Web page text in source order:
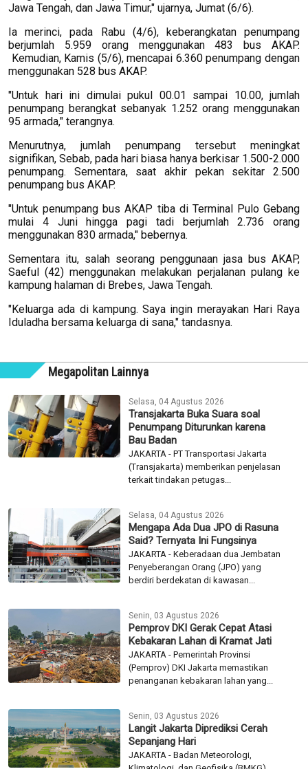
Jawa Tengah, dan Jawa Timur," ujarnya, Jumat (6/6).
Ia merinci, pada Rabu (4/6), keberangkatan penumpang
berjumlah 5.959 orang menggunakan 483 bus AKAP.
Kemudian, Kamis (5/6), mencapai 6.360 penumpang dengan
menggunakan 528 bus AKAP.
"Untuk hari ini dimulai pukul 00.01 sampai 10.00, jumlah
penumpang berangkat sebanyak 1.252 orang menggunakan
95 armada," terangnya.
Menurutnya, jumlah penumpang tersebut meningkat
signifikan, Sebab, pada hari biasa hanya berkisar 1.500-2.000
penumpang. Sementara, saat akhir pekan sekitar 2.500
penumpang bus AKAP.
"Untuk penumpang bus AKAP tiba di Terminal Pulo Gebang
mulai 4 Juni hingga pagi tadi berjumlah 2.736 orang
menggunakan 830 armada," bebernya.
Sementara itu, salah seorang penggunaan jasa bus AKAP,
Saeful (42) menggunakan melakukan perjalanan pulang ke
kampung halaman di Brebes, Jawa Tengah.
"Keluarga ada di kampung. Saya ingin merayakan Hari Raya
Iduladha bersama keluarga di sana," tandasnya.
Megapolitan Lainnya
Selasa, 04 Agustus 2026
Transjakarta Buka Suara soal
Penumpang Diturunkan karena
Bau Badan
JAKARTA - PT Transportasi Jakarta
(Transjakarta) memberikan penjelasan
terkait tindakan petugas...
Selasa, 04 Agustus 2026
Mengapa Ada Dua JPO di Rasuna
Said? Ternyata Ini Fungsinya
JAKARTA - Keberadaan dua Jembatan
Penyeberangan Orang (JPO) yang
berdiri berdekatan di kawasan...
Senin, 03 Agustus 2026
Pemprov DKI Gerak Cepat Atasi
Kebakaran Lahan di Kramat Jati
JAKARTA - Pemerintah Provinsi
(Pemprov) DKI Jakarta memastikan
penanganan kebakaran lahan yang...
Senin, 03 Agustus 2026
Langit Jakarta Diprediksi Cerah
Sepanjang Hari
JAKARTA - Badan Meteorologi,